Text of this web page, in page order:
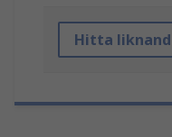
Hitta